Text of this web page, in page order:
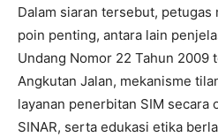
Dalam siaran tersebut, petugas
poin penting, antara lain
Undang Nomor 22 Tahun 2009
Angkutan Jalan, mekanisme
layanan penerbitan SIM secara
SINAR, serta edukasi etika